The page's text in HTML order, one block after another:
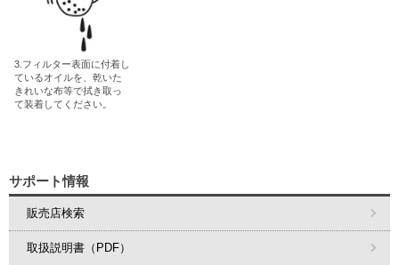
3.フィルター表面に付着し
ているオイルを、乾いた
きれいな布等で拭き取っ
て装着してください。
サポート情報
販売店検索
取扱説明書（PDF）